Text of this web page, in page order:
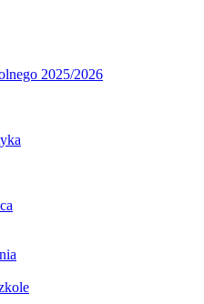
2025/2026